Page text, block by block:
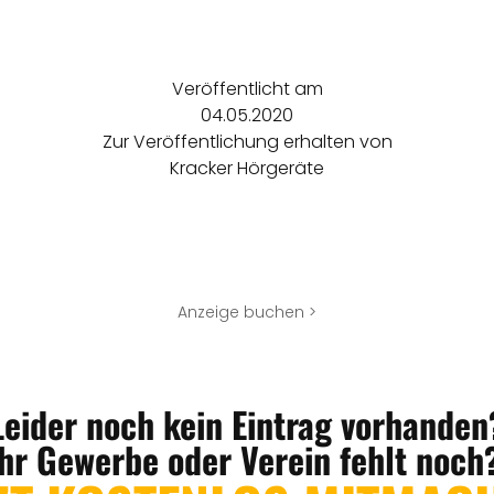
Veröffentlicht am
04.05.2020
Zur Veröffentlichung erhalten von
Kracker Hörgeräte
Anzeige buchen >
noch kein Eintrag
Gewerbe oder Verein fehlt